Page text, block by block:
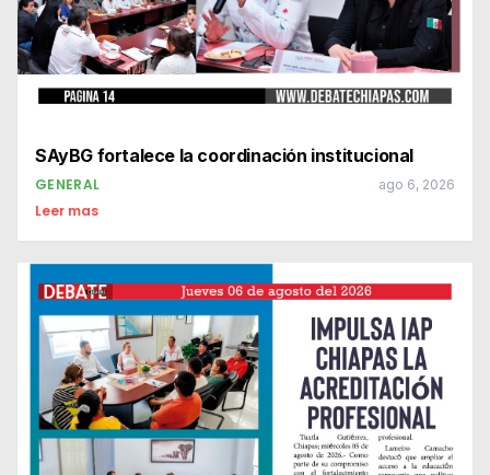
SAyBG fortalece la coordinación institucional
GENERAL ago 6, 2026
Leer mas